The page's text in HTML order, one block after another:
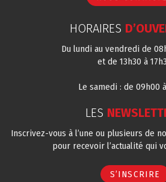
HORAIRES
Du lundi au vendredi de
et de 13h30 à
Le samedi : de 09h00
LES
Inscrivez-vous à l’une ou plusieurs de
pour recevoir l’actualité qui
S’INSCRIRE